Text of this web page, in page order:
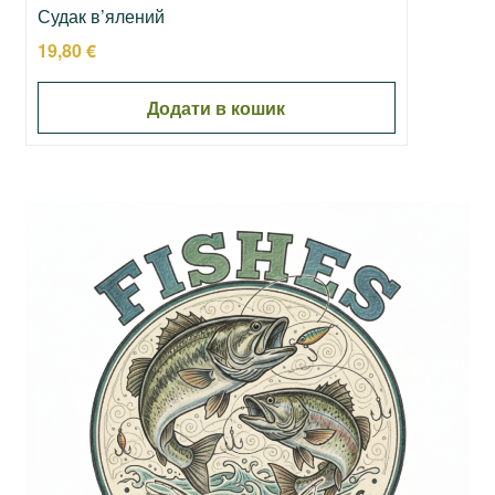
Судак в’ялений
19,80€
Додати в кошик